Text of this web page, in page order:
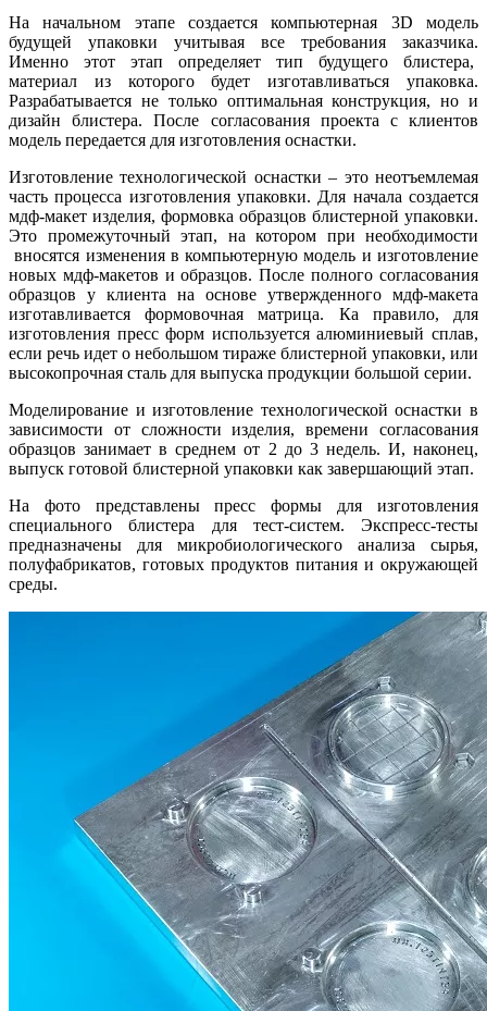
На начальном этапе создается компьютерная 3D модель
будущей упаковки учитывая все требования заказчика.
Именно этот этап определяет тип будущего блистера,
материал из которого будет изготавливаться упаковка.
Разрабатывается не только оптимальная конструкция, но и
дизайн блистера. После согласования проекта с клиентов
модель передается для изготовления оснастки.
Изготовление технологической оснастки – это неотъемлемая
часть процесса изготовления упаковки. Для начала создается
мдф-макет изделия, формовка образцов блистерной упаковки.
Это промежуточный этап, на котором при необходимости
вносятся изменения в компьютерную модель и изготовление
новых мдф-макетов и образцов. После полного согласования
образцов у клиента на основе утвержденного мдф-макета
изготавливается формовочная матрица. Ка правило, для
изготовления пресс форм используется алюминиевый сплав,
если речь идет о небольшом тираже блистерной упаковки, или
высокопрочная сталь для выпуска продукции большой серии.
Моделирование и изготовление технологической оснастки в
зависимости от сложности изделия, времени согласования
образцов занимает в среднем от 2 до 3 недель. И, наконец,
выпуск готовой блистерной упаковки как завершающий этап.
На фото представлены пресс формы для изготовления
специального блистера для тест-систем. Экспресс-тесты
предназначены для микробиологического анализа сырья,
полуфабрикатов, готовых продуктов питания и окружающей
среды.